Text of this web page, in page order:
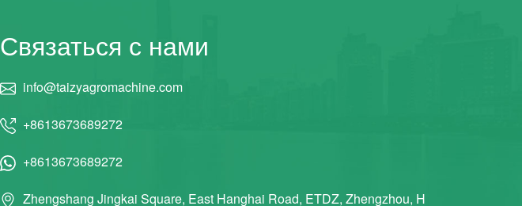
Связаться с нами
info@taizyagromachine.com
+8613673689272
+8613673689272
Zhengshang Jingkai Square, East Hanghai Road, ETDZ, Zhengzhou, H